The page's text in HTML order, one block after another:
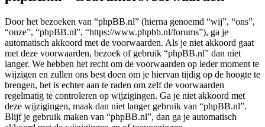
Door het bezoeken van “phpBB.nl” (hierna genoemd “wij”, “ons”,
“onze”, “phpBB.nl”, “https://www.phpbb.nl/forums”), ga je
automatisch akkoord met de voorwaarden. Als je niet akkoord gaat
met deze voorwaarden, bezoek of gebruik “phpBB.nl” dan niet
langer. We hebben het recht om de voorwaarden op ieder moment te
wijzigen en zullen ons best doen om je hiervan tijdig op de hoogte te
brengen, het is echter aan te raden om zelf de voorwaarden
regelmatig te controleren op wijzigingen. Ga je niet akkoord met
deze wijzigingen, maak dan niet langer gebruik van “phpBB.nl”.
Blijf je gebruik maken van “phpBB.nl”, dan ga je automatisch